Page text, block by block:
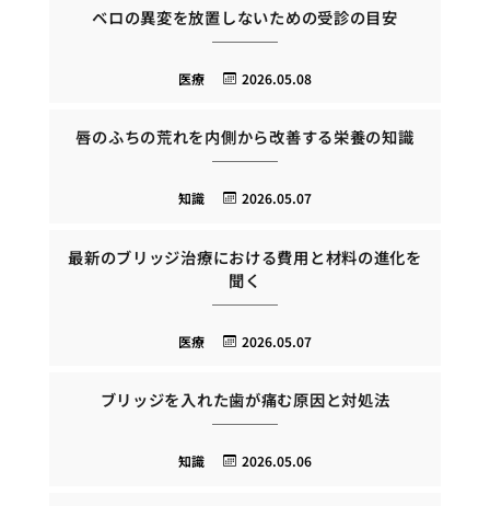
ベロの異変を放置しないための受診の目安
2026.05.08
医療
唇のふちの荒れを内側から改善する栄養の知識
2026.05.07
知識
最新のブリッジ治療における費用と材料の進化を
聞く
2026.05.07
医療
ブリッジを入れた歯が痛む原因と対処法
2026.05.06
知識